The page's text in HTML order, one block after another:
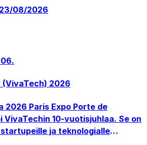
Strike ja Street Fighter.
08/2026
2026
2026 Paris Expo Porte de
VivaTechin 10-vuotisjuhlaa. Se on
ja teknologialle